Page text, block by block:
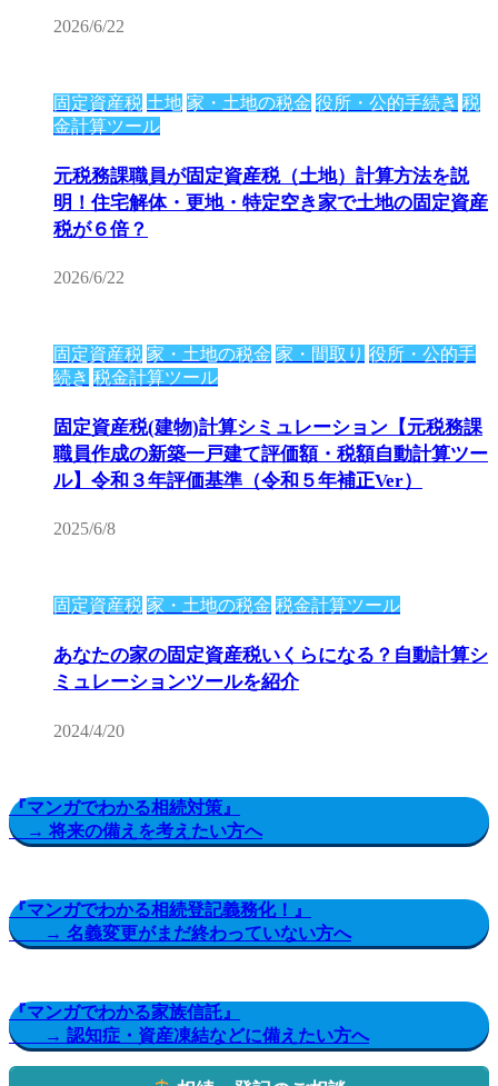
2026/6/22
固定資産税 土地 家・土地の税金 役所・公的手続き 税
金計算ツール
元税務課職員が固定資産税（土地）計算方法を説
明！住宅解体・更地・特定空き家で土地の固定資産
税が６倍？
2026/6/22
固定資産税 家・土地の税金 家・間取り 役所・公的手
続き 税金計算ツール
固定資産税(建物)計算シミュレーション【元税務課
職員作成の新築一戸建て評価額・税額自動計算ツー
ル】令和３年評価基準（令和５年補正Ver）
2025/6/8
固定資産税 家・土地の税金 税金計算ツール
あなたの家の固定資産税いくらになる？自動計算シ
ミュレーションツールを紹介
2024/4/20
『マンガでわかる相続対策』
→ 将来の備えを考えたい方へ
『マンガでわかる相続登記義務化！』
→ 名義変更がまだ終わっていない方へ
『マンガでわかる家族信託』
→ 認知症・資産凍結などに備えたい方へ